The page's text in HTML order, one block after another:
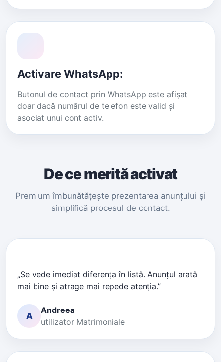
Activare WhatsApp:
Butonul de contact prin WhatsApp este afișat
doar dacă numărul de telefon este valid și
asociat unui cont activ.
De ce merită activat
Premium îmbunătățește prezentarea anunțului și
simplifică procesul de contact.
„Se vede imediat diferența în listă. Anunțul arată
mai bine și atrage mai repede atenția.”
A
Andreea
utilizator Matrimoniale